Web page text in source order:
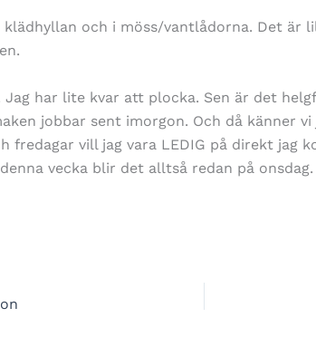
klädhyllan och i möss/vantlådorna. Det är
har lite kvar att plocka. Sen är det
jobbar sent imorgon. Och då känner
fredagar vill jag vara LEDIG på direkt jag
vecka blir det alltså redan på onsdag.